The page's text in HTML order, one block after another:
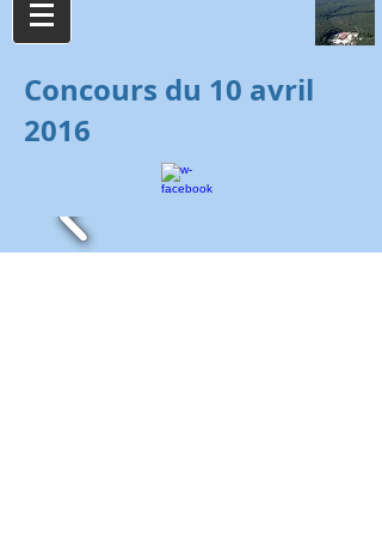
Concours du 10 avril
2016